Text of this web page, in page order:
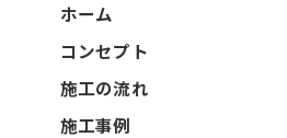
ホーム
コンセプト
施工の流れ
施工事例